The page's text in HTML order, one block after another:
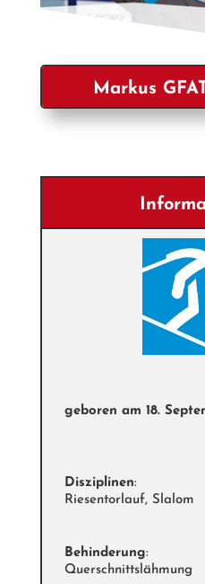
Markus
geboren am 18.
Disziplinen:
Riesentorlauf, Slalom
Behinderung:
Querschnittslähmung